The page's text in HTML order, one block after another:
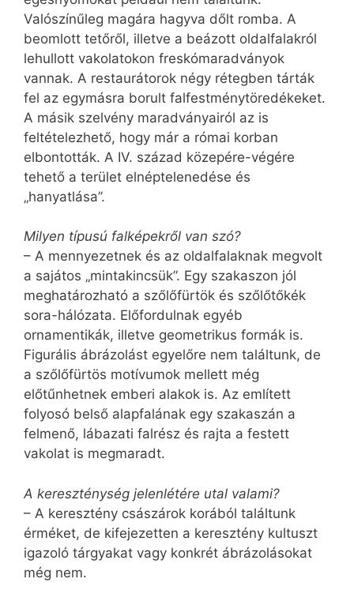
Valószínűleg magára hagyva dőlt romba. A
beomlott tetőről, illetve a beázott oldalfalakról
lehullott vakolatokon freskómaradványok
vannak. A restaurátorok négy rétegben tárták
fel az egymásra borult falfestménytöredékeket.
A másik szelvény maradványairól az is
feltételezhető, hogy már a római korban
elbontották. A IV. század közepére-végére
tehető a terület elnéptelenedése és
„hanyatlása”.
Milyen típusú falképekről van szó?
– A mennyezetnek és az oldalfalaknak megvolt
a sajátos „mintakincsük”. Egy szakaszon jól
meghatározható a szőlőfürtök és szőlőtőkék
sora-hálózata. Előfordulnak egyéb
ornamentikák, illetve geometrikus formák is.
Figurális ábrázolást egyelőre nem találtunk, de
a szőlőfürtös motívumok mellett még
előtűnhetnek emberi alakok is. Az említett
folyosó belső alapfalának egy szakaszán a
felmenő, lábazati falrész és rajta a festett
vakolat is megmaradt.
A kereszténység jelenlétére utal valami?
– A keresztény császárok korából találtunk
érméket, de kifejezetten a keresztény kultuszt
igazoló tárgyakat vagy konkrét ábrázolásokat
még nem.